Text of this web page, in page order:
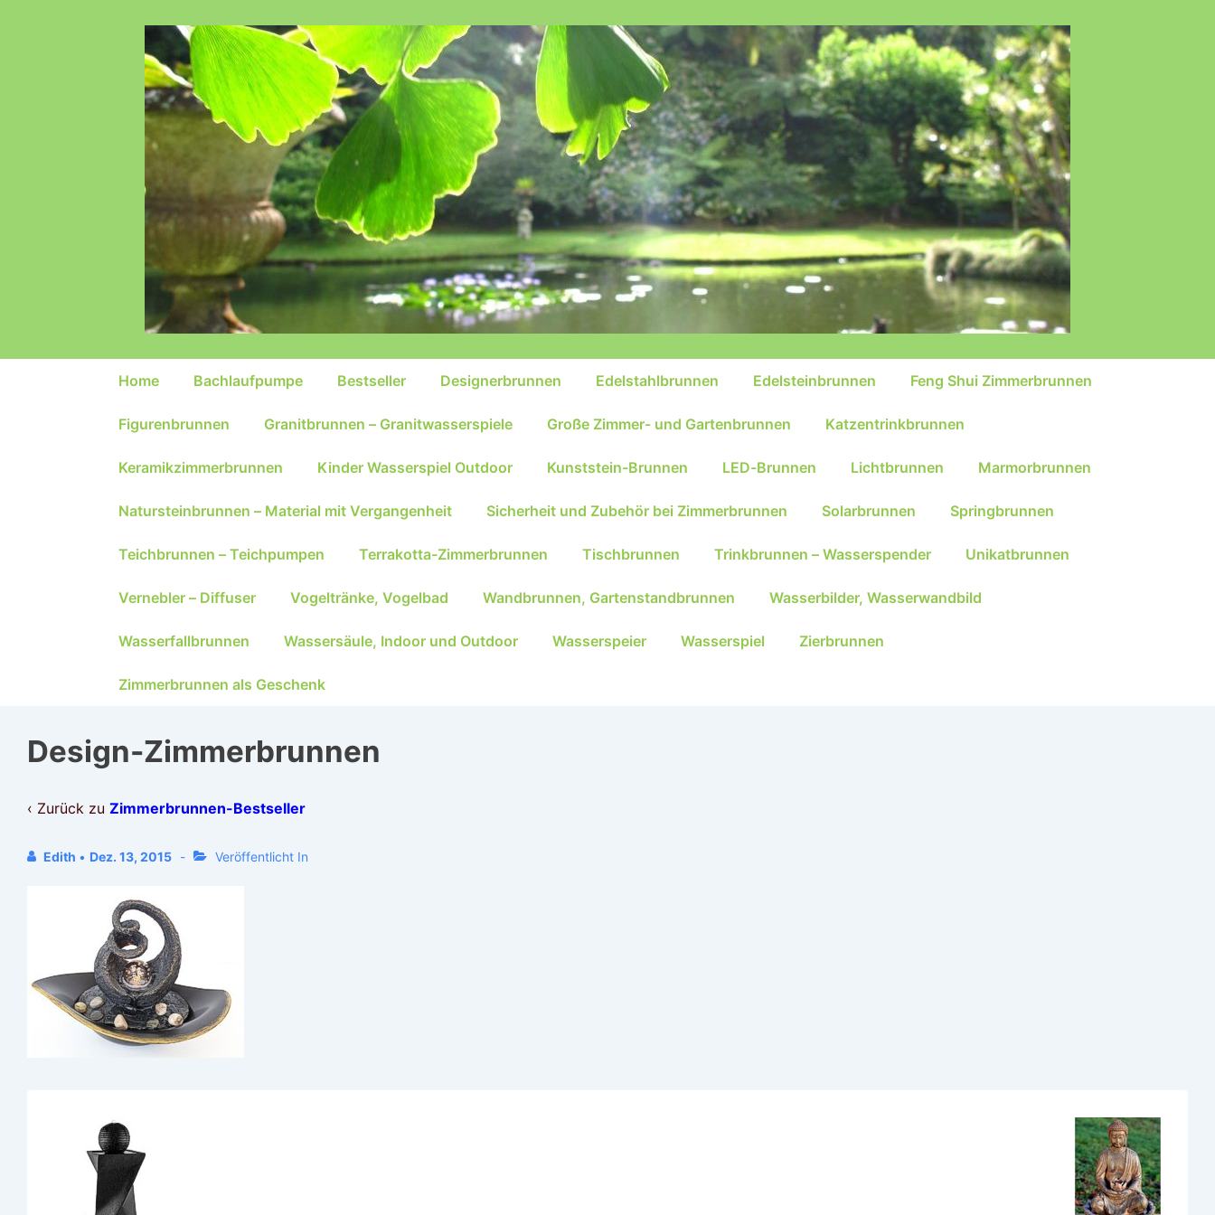
Hauptnavigation
Home Bachlaufpumpe Bestseller Designerbrunnen Edelstahlbrunnen Edelsteinbrunnen Feng Shui Zimmerbrunnen
Figurenbrunnen Granitbrunnen – Granitwasserspiele Große Zimmer- und Gartenbrunnen Katzentrinkbrunnen
Keramikzimmerbrunnen Kinder Wasserspiel Outdoor Kunststein-Brunnen LED-Brunnen Lichtbrunnen Marmorbrunnen
Natursteinbrunnen – Material mit Vergangenheit Sicherheit und Zubehör bei Zimmerbrunnen Solarbrunnen Springbrunnen
Teichbrunnen – Teichpumpen Terrakotta-Zimmerbrunnen Tischbrunnen Trinkbrunnen – Wasserspender Unikatbrunnen
Vernebler – Diffuser Vogeltränke, Vogelbad Wandbrunnen, Gartenstandbrunnen Wasserbilder, Wasserwandbild
Wasserfallbrunnen Wassersäule, Indoor und Outdoor Wasserspeier Wasserspiel Zierbrunnen
Zimmerbrunnen als Geschenk
Design-Zimmerbrunnen
‹ Zurück zu Zimmerbrunnen-Bestseller
Edith • Dez. 13, 2015 Veröffentlicht In